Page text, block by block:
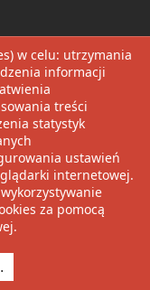
Link
2022 XenForo Ltd.
w celu: utrzymania
informacji
treści
statystyk
ustawień
internetowej.
za pomocą